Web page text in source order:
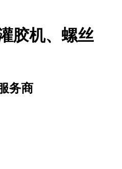
胶机、螺丝
务商